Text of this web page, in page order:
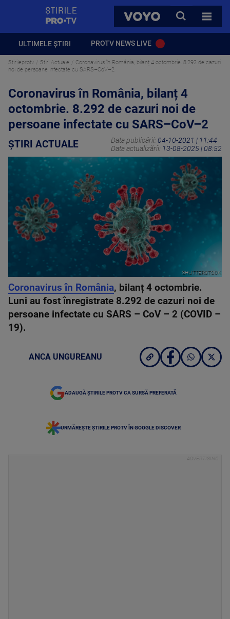
VOYO
CAUTA
TOATE
ULTIMELE ȘTIRI PROTV NEWS LIVE
Stirileprotv Știri Actuale
Coronavirus în România, bilanț 4 octombrie. 8.292 de cazuri
noi de persoane infectate cu SARS–CoV–2
Coronavirus în România, bilanț 4
octombrie. 8.292 de cazuri noi de
persoane infectate cu SARS–CoV–2
ȘTIRI ACTUALE Data publicării: 04-10-2021 | 11:44
Data actualizării: 13-08-2025 | 08:52
SHUTTERSTOCK
Coronavirus în România, bilanț 4 octombrie.
Luni au fost înregistrate 8.292 de cazuri noi de
persoane infectate cu SARS – CoV – 2 (COVID –
19).
ANCA UNGUREANU
ADAUGĂ ȘTIRILE PROTV CA SURSĂ PREFERATĂ
URMĂREȘTE ȘTIRILE PROTV ÎN GOOGLE DISCOVER